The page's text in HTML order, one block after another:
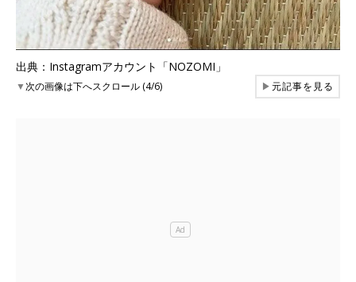
出典：Instagramアカウント「NOZOMI」
▼次の画像は下へスクロール (4/6) ▶元記事を見る